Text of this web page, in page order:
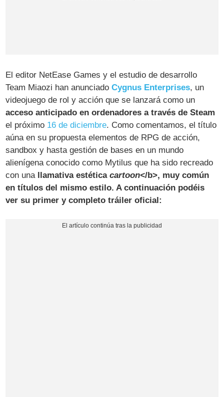
El editor NetEase Games y el estudio de desarrollo
Team Miaozi han anunciadoCygnus Enterprises, un
videojuego de rol y acción que se lanzará como un
acceso anticipado en ordenadores a través de Steam
el próximo 16 de diciembre. Como comentamos, el título
aúna en su propuesta elementos de RPG de acción,
sandbox y hasta gestión de bases en un mundo
alienígena conocido como Mytilus que ha sido recreado
con una llamativa estéticacartoon</b>, muy común
en títulos del mismo estilo. A continuación podéis
ver su primer y completo tráiler oficial: